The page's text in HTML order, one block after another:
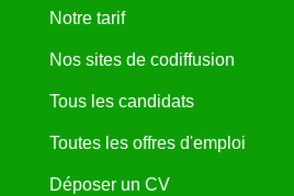
Notre tarif
Nos sites de codiffusion
Tous les candidats
Toutes les offres d'emploi
Déposer un CV